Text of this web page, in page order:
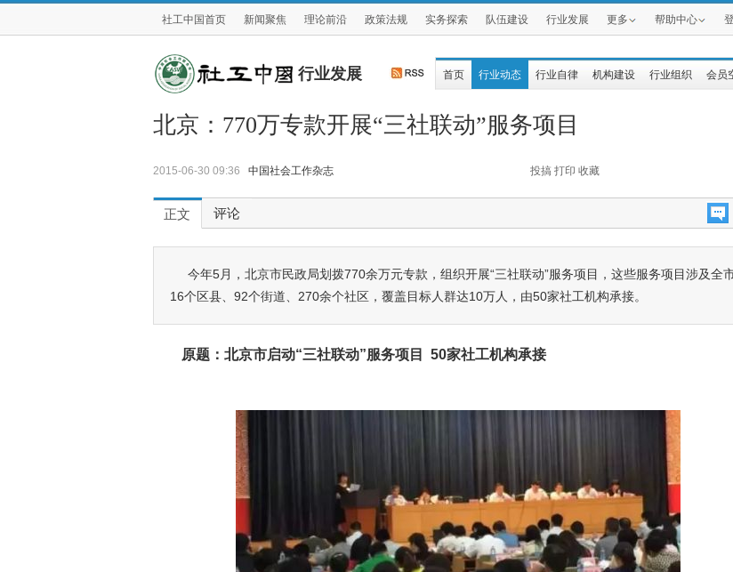
社工中国首页 新闻聚焦 理论前沿 政策法规 实务探索 队伍建设 行业发展 更多 帮助中心
行业发展 首页 行业动态 行业自律 机构建设 行业组织 会员
北京：770万专款开展“三社联动”服务项目
2015-06-30 09:36 中国社会工作杂志 投搞 打印 收藏
正文 评论
今年5月，北京市民政局划拨770余万元专款，组织开展“三社联动”服务项目，这些服务项目涉及全
16个区县、92个街道、270余个社区，覆盖目标人群达10万人，由50家社工机构承接。
原题：北京市启动“三社联动”服务项目 50家社工机构承接